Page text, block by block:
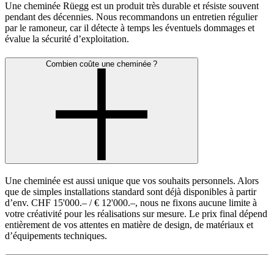
Une cheminée Rüegg est un produit très durable et résiste souvent
pendant des décennies. Nous recommandons un entretien régulier
par le ramoneur, car il détecte à temps les éventuels dommages et
évalue la sécurité d’exploitation.
Combien coûte une cheminée ?
Une cheminée est aussi unique que vos souhaits personnels. Alors
que de simples installations standard sont déjà disponibles à partir
d’env. CHF 15'000.– / € 12'000.–, nous ne fixons aucune limite à
votre créativité pour les réalisations sur mesure. Le prix final dépend
entièrement de vos attentes en matière de design, de matériaux et
d’équipements techniques.